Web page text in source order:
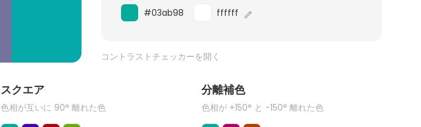
#03ab98 ffffff
コントラストチェッカーを開く
スクエア
色相が互いに 90° 離れた色
分離補色
色相が +150° と -150° 離れた色